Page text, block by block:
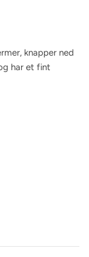
knapper ned
har et fint